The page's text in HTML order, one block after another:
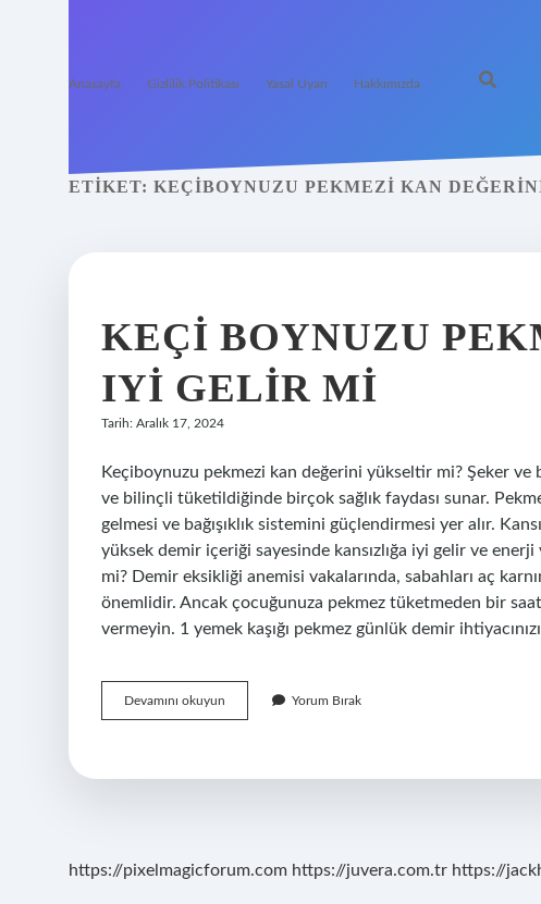
Anasayfa Gizlilik Politikası Yasal Uyarı Hakkımızda
ETIKET: KEÇIBOYNUZU PEKMEZI KAN
KEÇI BOYNUZU
IYI GELIR MI
Tarih: Aralık 17, 2024
Keçiboynuzu pekmezi kan değerini yükseltir mi? Şeker
ve bilinçli tüketildiğinde birçok sağlık faydası sunar.
gelmesi ve bağışıklık sistemini güçlendirmesi yer alır.
yüksek demir içeriği sayesinde kansızlığa iyi gelir ve
mi? Demir eksikliği anemisi vakalarında, sabahları aç
önemlidir. Ancak çocuğunuza pekmez tüketmeden bir
vermeyin. 1 yemek kaşığı pekmez günlük demir
Devamını okuyun
Boynuzu
Iyi
Yorum Bırak
https://pixelmagicforum.com https://juvera.com.tr https://